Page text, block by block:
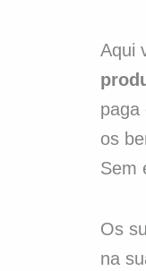
Aqui
paga
os
Sem
Os
na